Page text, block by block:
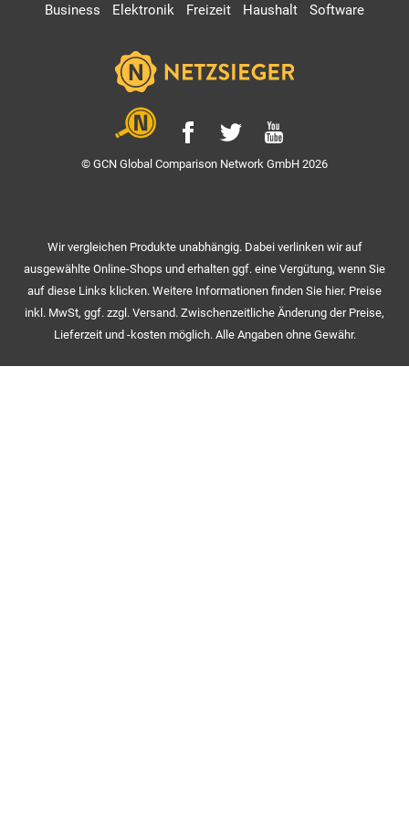
Business Elektronik Freizeit Haushalt Software
© GCN Global Comparison Network GmbH 2026
Wir vergleichen Produkte unabhängig. Dabei verlinken wir auf
ausgewählte Online-Shops und erhalten ggf. eine Vergütung, wenn Sie
auf diese Links klicken. Weitere Informationen finden Sie hier. Preise
inkl. MwSt, ggf. zzgl. Versand. Zwischenzeitliche Änderung der Preise,
Lieferzeit und -kosten möglich. Alle Angaben ohne Gewähr.